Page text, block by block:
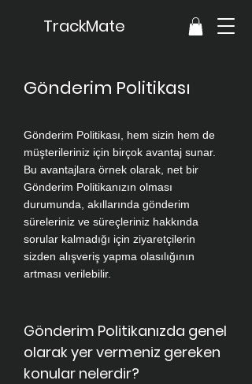
TrackMate
Gönderim Politikası
Gönderim Politikası, hem sizin hem de
müşterileriniz için birçok avantaj sunar.
Bu avantajlara örnek olarak, net bir
Gönderim Politikanızın olması
durumunda, akıllarında gönderim
süreleriniz ve süreçleriniz hakkında
sorular kalmadığı için ziyaretçilerin
sizden alışveriş yapma olasılığının
artması verilebilir.
Gönderim Politikanızda genel
olarak yer vermeniz gereken
konular nelerdir?